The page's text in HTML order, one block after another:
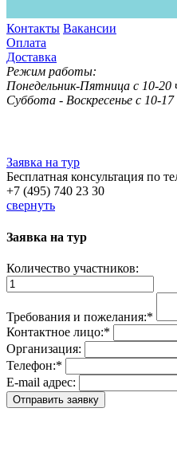
Контакты Вакансии
Оплата
Доставка
Режим работы:
Понедельник-Пятница с 10-20
Суббота - Воскресенье с 10-17
Заявка на тур
Бесплатная консультация по
+7 (495) 740 23 30
свернуть
Заявка на тур
Количество участников:
Требования и пожелания:*
Контактное лицо:*
Организация:
Телефон:*
E-mail адрес: